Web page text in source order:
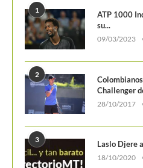
1
ATP 1000
su...
09/03/2023
2
Challenger
28/10/2017
3 Laslo Djere
18/10/2020